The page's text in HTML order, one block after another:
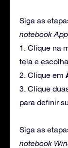
Siga as
notebook
1. Clique na
tela e escolha
2. Clique em
3. Clique
para definir
Siga as
notebook